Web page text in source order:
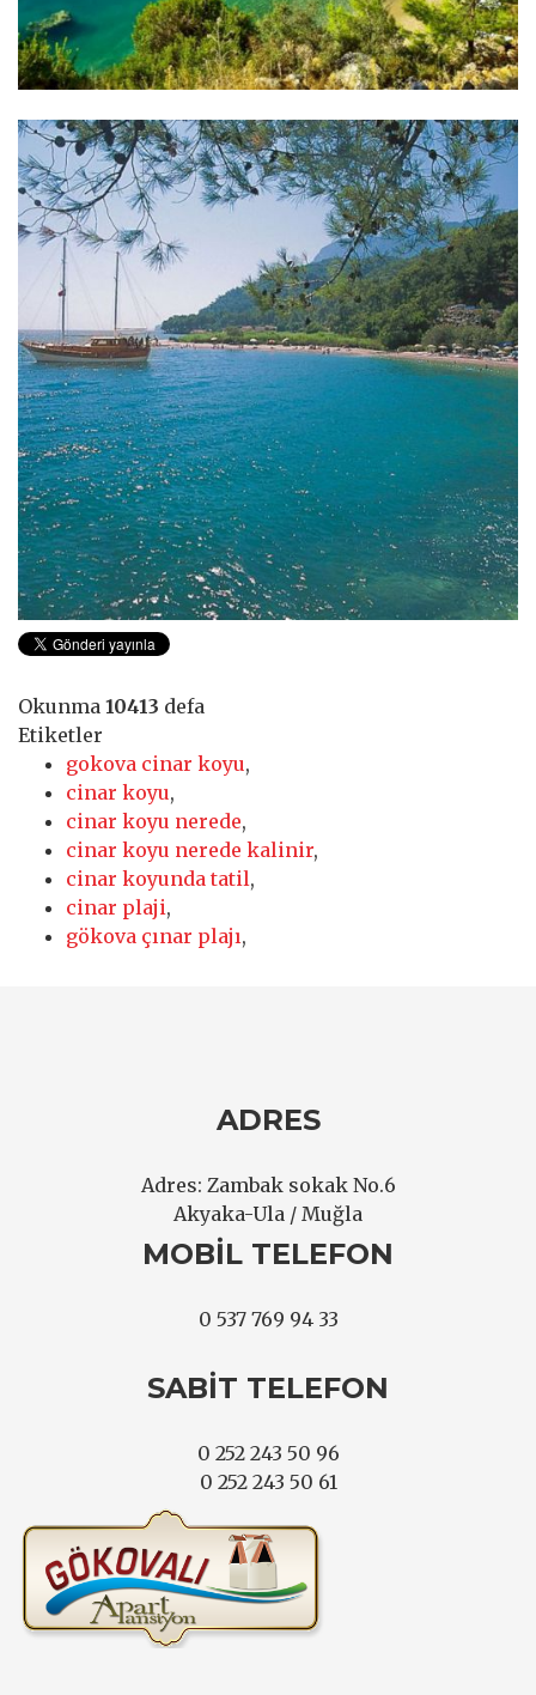
Okunma 10413 defa
Etiketler
gokova cinar koyu,
cinar koyu,
cinar koyu nerede,
cinar koyu nerede kalinir,
cinar koyunda tatil,
cinar plaji,
gökova çınar plajı,
ADRES
Adres: Zambak sokak No.6
Akyaka-Ula / Muğla
MOBIL TELEFON
0 537 769 94 33
SABIT TELEFON
0 252 243 50 96
0 252 243 50 61